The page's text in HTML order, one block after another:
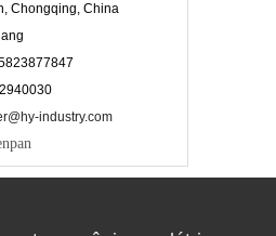
Chongqing, China
industry.com